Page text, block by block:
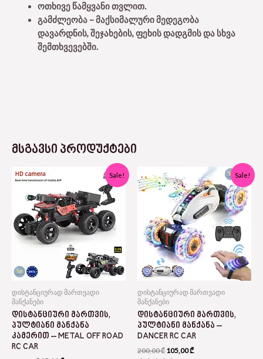
ოთხივე წამყვანი თვლით.
გამძლეობა – მაქსიმალური მედეგობა
დავარდნის, შეჯახების, ფეხის დადგმის და სხვა
შემთხვევებში.
ᲛᲡᲒᲐᲕᲡᲘ ᲞᲠᲝᲓᲣᲥᲢᲔᲑᲘ
Sale!
დისტანციურად მართვადი
მანქანები
ᲓᲘᲡᲢᲐᲜᲪᲘᲣᲠᲘ ᲛᲐᲠᲗᲕᲘᲡ,
ᲞᲣᲚᲢᲘᲐᲜᲘ ᲛᲐᲜᲥᲐᲜᲐ
ᲙᲐᲛᲔᲠᲘᲗ – METAL OFF ROAD
RC CAR
price
145,00 ₾.95,00 ₾.
Sale!
დისტანციურად მართვადი
მანქანები
ᲓᲘᲡᲢᲐᲜᲪᲘᲣᲠᲘ ᲛᲐᲠᲗᲕᲘᲡ,
ᲞᲣᲚᲢᲘᲐᲜᲘ ᲛᲐᲜᲥᲐᲜᲐ –
DANCER RC CAR
200,00₾
price
was:
200,00 ₾.
105,00₾
Current
price
is:
105,00 ₾.